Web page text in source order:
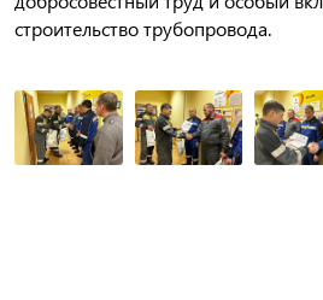
строительство трубопровода.